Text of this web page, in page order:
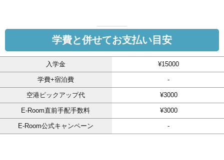
学費と併せてお支払い目安
入学金 ¥15000
学費+宿泊費 -
空港ピックアップ代 ¥3000
E-Room直前手配手数料 ¥3000
E-Room公式キャンペーン -